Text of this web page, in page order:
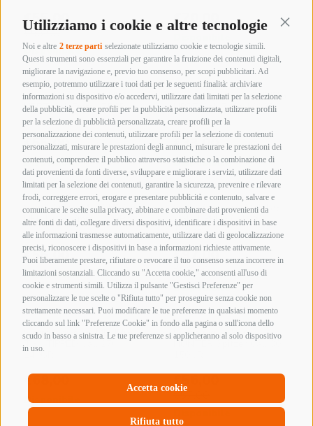
Utilizziamo i cookie e altre tecnologie
Noi e altre 2 terze parti selezionate utilizziamo cookie e tecnologie simili.
Questi strumenti sono essenziali per garantire la fruizione dei contenuti digitali,
migliorare la navigazione e, previo tuo consenso, per scopi pubblicitari. Ad
esempio, potremmo utilizzare i tuoi dati per le seguenti finalità: archiviare
informazioni su dispositivo e/o accedervi, utilizzare dati limitati per la selezione
della pubblicità, creare profili per la pubblicità personalizzata, utilizzare profili
per la selezione di pubblicità personalizzata, creare profili per la
personalizzazione dei contenuti, utilizzare profili per la selezione di contenuti
personalizzati, misurare le prestazioni degli annunci, misurare le prestazioni dei
contenuti, comprendere il pubblico attraverso statistiche o la combinazione di
dati provenienti da fonti diverse, sviluppare e migliorare i servizi, utilizzare dati
limitati per la selezione dei contenuti, garantire la sicurezza, prevenire e rilevare
frodi, correggere errori, erogare e presentare pubblicità e contenuto, salvare e
comunicare le scelte sulla privacy, abbinare e combinare dati provenienti da
altre fonti di dati, collegare diversi dispositivi, identificare i dispositivi in base
alle informazioni trasmesse automaticamente, utilizzare dati di geolocalizzazione
precisi, riconoscere i dispositivi in base a informazioni richieste attivamente.
Puoi liberamente prestare, rifiutare o revocare il tuo consenso senza incorrere in
limitazioni sostanziali. Cliccando su "Accetta cookie," acconsenti all'uso di
cookie e strumenti simili. Utilizza il pulsante "Gestisci Preferenze" per
personalizzare le tue scelte o "Rifiuta tutto" per proseguire senza cookie non
strettamente necessari. Puoi modificare le tue preferenze in qualsiasi momento
cliccando sul link "Preferenze Cookie" in fondo alla pagina o sull'icona dello
scudo in basso a sinistra. Le tue preferenze si applicheranno al solo dispositivo
in uso.
Accetta cookie
Rifiuta tutto